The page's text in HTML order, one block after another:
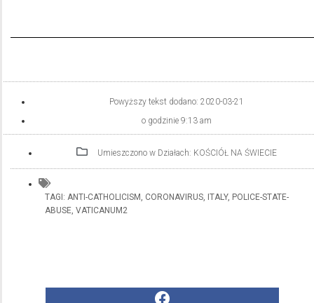
Powyższy tekst dodano: 2020-03-21
o godzinie 9:13 am
Umieszczono w Działach: KOŚCIÓŁ NA ŚWIECIE
TAGI: ANTI-CATHOLICISM , CORONAVIRUS, ITALY, POLICE-STATE-
ABUSE, VATICANUM2